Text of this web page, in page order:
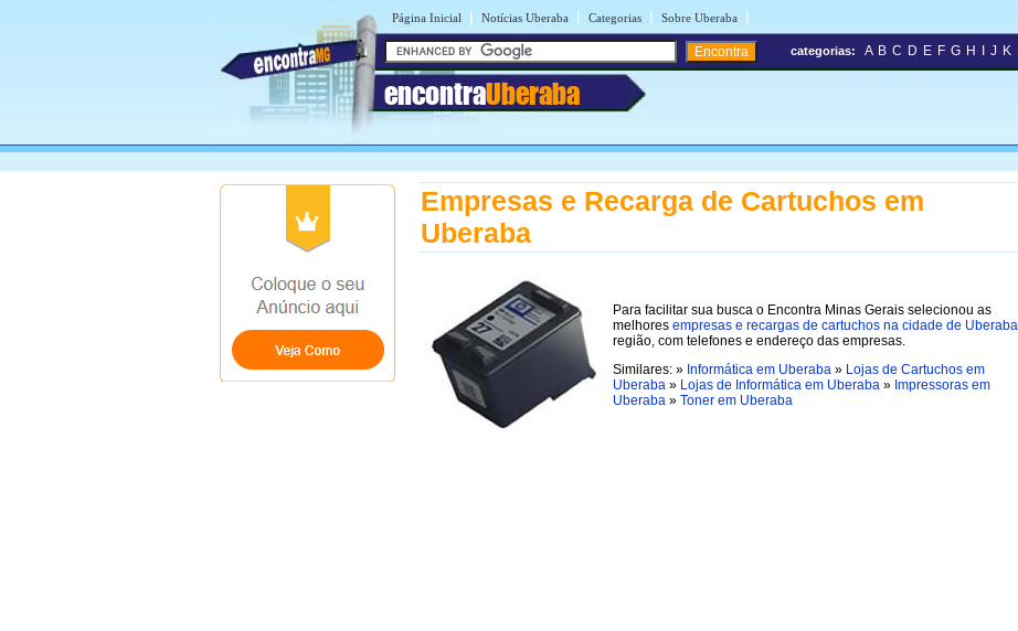
Página Inicial | Notícias Uberaba | Categorias | Sobre Uberaba |
encontraUberaba
categorias: A B C D E F G H J K
Empresas e Recarga de Cartuchos em
Uberaba
Para facilitar sua busca o Encontra Minas Gerais selecionou as
melhores empresas e recargas de cartuchos na cidade de Uberaba
região, com telefones e endereço das empresas.
Similares: » Informática em Uberaba » Lojas de Cartuchos em
Uberaba » Lojas de Informática em Uberaba » Impressoras em
Uberaba » Toner em Uberaba